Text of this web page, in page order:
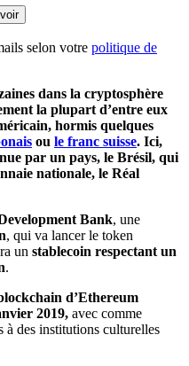
selon votre politique de
dans la cryptosphère
la plupart d’entre eux
hormis quelques
ou le franc suisse. Ici,
par un pays, le Brésil, qui
nationale, le Réal
Bank, une
, qui va lancer le token
un stablecoin respectant un
.
d’Ethereum
2019, avec comme
à des institutions culturelles